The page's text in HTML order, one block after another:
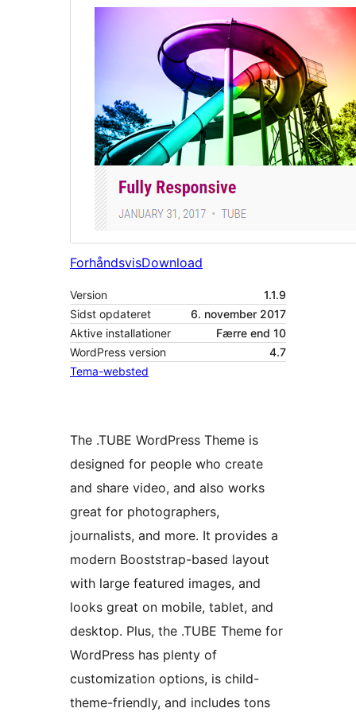
ForhåndsvisDownload
Version
1.1.9
Sidst opdateret
6. november 2017
Aktive installationer
Færre end 10
WordPress version
4.7
Tema-websted
The .TUBE WordPress Theme is
designed for people who create
and share video, and also works
great for photographers,
journalists, and more. It provides a
modern Booststrap-based layout
with large featured images, and
looks great on mobile, tablet, and
desktop. Plus, the .TUBE Theme for
WordPress has plenty of
customization options, is child-
theme-friendly, and includes tons